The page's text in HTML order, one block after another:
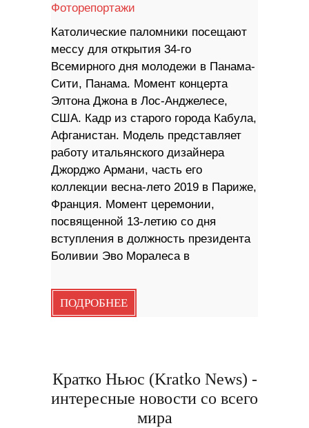
Фоторепортажи
Католические паломники посещают
мессу для открытия 34-го
Всемирного дня молодежи в Панама-
Сити, Панама. Момент концерта
Элтона Джона в Лос-Анджелесе,
США. Кадр из старого города Кабула,
Афганистан. Модель представляет
работу итальянского дизайнера
Джорджо Армани, часть его
коллекции весна-лето 2019 в Париже,
Франция. Момент церемонии,
посвященной 13-летию со дня
вступления в должность президента
Боливии Эво Моралеса в
ПОДРОБНЕЕ
Кратко Ньюс (Kratko News) -
интересные новости со всего
мира